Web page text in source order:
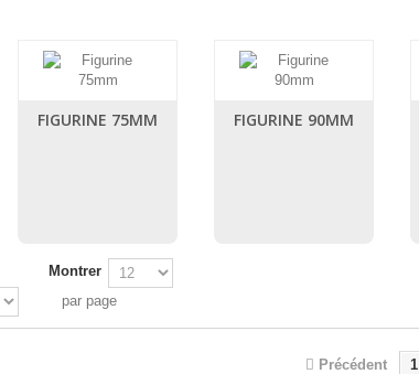
FIGURINE 75MM FIGURINE 90MM
Montrer
par page
Précédent 1